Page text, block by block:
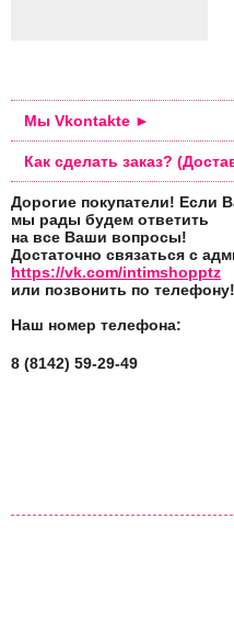
Мы Vkontakte ►
Как сделать заказ?
Дорогие покупатели! Если
мы рады будем ответить
на все Ваши вопросы!
Достаточно связаться с
https://vk.com/intimshopptz
или позвонить по телефону!
Наш номер телефона:
8 (8142) 59-29-49